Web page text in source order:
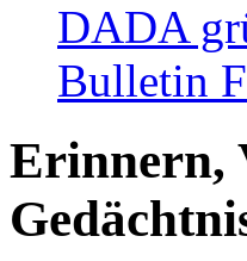
DADA
Bulletin
Erinnern,